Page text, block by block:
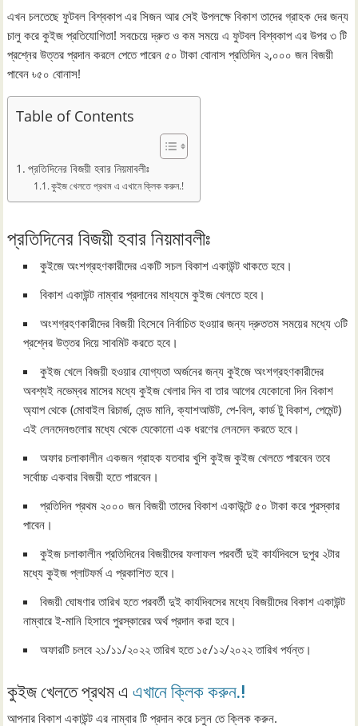
এখন চলতেছে ফুটবল বিশ্বকাপ এর সিজন আর সেই উপলক্ষে বিকাশ তাদের গ্রাহক দের জন্য
চালু করে কুইজ প্রতিযোগিতা! সবচেয়ে দ্রুত ও কম সময়ে এ ফুটবল বিশ্বকাপ এর উপর ৩ টি
প্রশ্নের উত্তর প্রদান করলে পেতে পারেন ৫০ টাকা বোনাস প্রতিদিন ২,০০০ জন বিজয়ী
পাবেন ৳৫০ বোনাস!
Table of Contents
প্রতিদিনের বিজয়ী হবার নিয়মাবলীঃ
কুইজ খেলতে প্রথম এ এখানে ক্লিক করুন.!
প্রতিদিনের বিজয়ী হবার নিয়মাবলীঃ
কুইজে অংশগ্রহণকারীদের একটি সচল বিকাশ একাউন্ট থাকতে হবে।
বিকাশ একাউন্ট নাম্বার প্রদানের মাধ্যমে কুইজ খেলতে হবে।
অংশগ্রহণকারীদের বিজয়ী হিসেবে নির্বাচিত হওয়ার জন্য দ্রুততম সময়ের মধ্যে ৩টি
প্রশ্নের উত্তর দিয়ে সাবমিট করতে হবে।
কুইজ খেলে বিজয়ী হওয়ার যোগ্যতা অর্জনের জন্য কুইজে অংশগ্রহণকারীদের
অবশ্যই নভেম্বর মাসের মধ্যে কুইজ খেলার দিন বা তার আগের যেকোনো দিন বিকাশ
অ্যাপ থেকে (মোবাইল রিচার্জ, সেন্ড মানি, ক্যাশআউট, পে-বিল, কার্ড টু বিকাশ, পেমেন্ট)
এই লেনদেনগুলোর মধ্যে থেকে যেকোনো এক ধরণের লেনদেন করতে হবে।
অফার চলাকালীন একজন গ্রাহক যতবার খুশি কুইজ কুইজ খেলতে পারবেন তবে
সর্বোচ্চ একবার বিজয়ী হতে পারবেন।
প্রতিদিন প্রথম ২০০০ জন বিজয়ী তাদের বিকাশ একাউন্টে ৫০ টাকা করে পুরস্কার
পাবেন।
কুইজ চলাকালীন প্রতিদিনের বিজয়ীদের ফলাফল পরবর্তী দুই কার্যদিবসে দুপুর ২টার
মধ্যে কুইজ প্লাটফর্ম এ প্রকাশিত হবে।
বিজয়ী ঘোষণার তারিখ হতে পরবর্তী দুই কার্যদিবসের মধ্যে বিজয়ীদের বিকাশ একাউন্ট
নাম্বারে ই-মানি হিসাবে পুরস্কারের অর্থ প্রদান করা হবে।
অফারটি চলবে ২১/১১/২০২২ তারিখ হতে ১৫/১২/২০২২ তারিখ পর্যন্ত।
কুইজ খেলতে প্রথম এএখানে ক্লিক করুন.!
আপনার বিকাশ একাউন্ট এর নাম্বার টি প্রদান করে চলুন তে ক্লিক করুন.